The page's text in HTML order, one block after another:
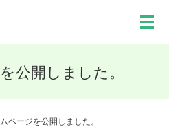
メ
公開しました。
ページを公開しました。